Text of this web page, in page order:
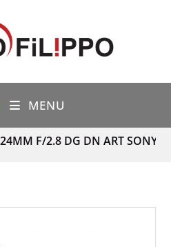
MENU
F/2.8 DG DN ART SONY